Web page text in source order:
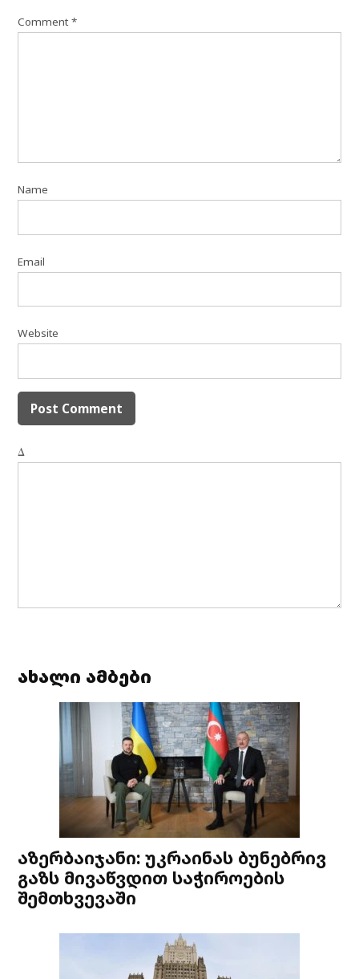
Comment*
Name
Email
Website
Δ
ახალი ამბები
აზერბაიჯანი: უკრაინას ბუნებრივ
გაზს მივაწვდით საჭიროების
შემთხვევაში